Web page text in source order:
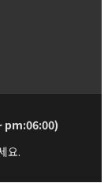
pm:06:00)
요.